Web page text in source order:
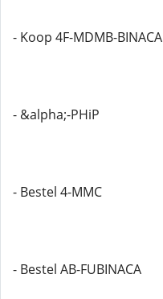
- Koop 4F-MDMB-BINACA
- &alpha;-PHiP
- Bestel 4-MMC
- Bestel AB-FUBINACA